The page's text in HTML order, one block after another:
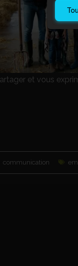
et vous
communication